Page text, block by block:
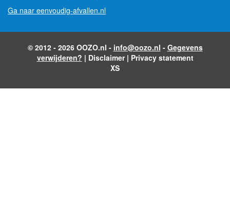
Ga naar eenvoudig-afvallen.nl
© 2012 - 2026 OOZO.nl - info@oozo.nl - Gegevens
verwijderen? | Disclaimer| Privacy statement
XS